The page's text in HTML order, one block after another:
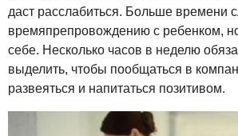
даст расслабиться. Больше времени
времяпрепровождению с ребенком,
себе. Несколько часов в неделю
выделить, чтобы пообщаться в
развеяться и напитаться позитивом.